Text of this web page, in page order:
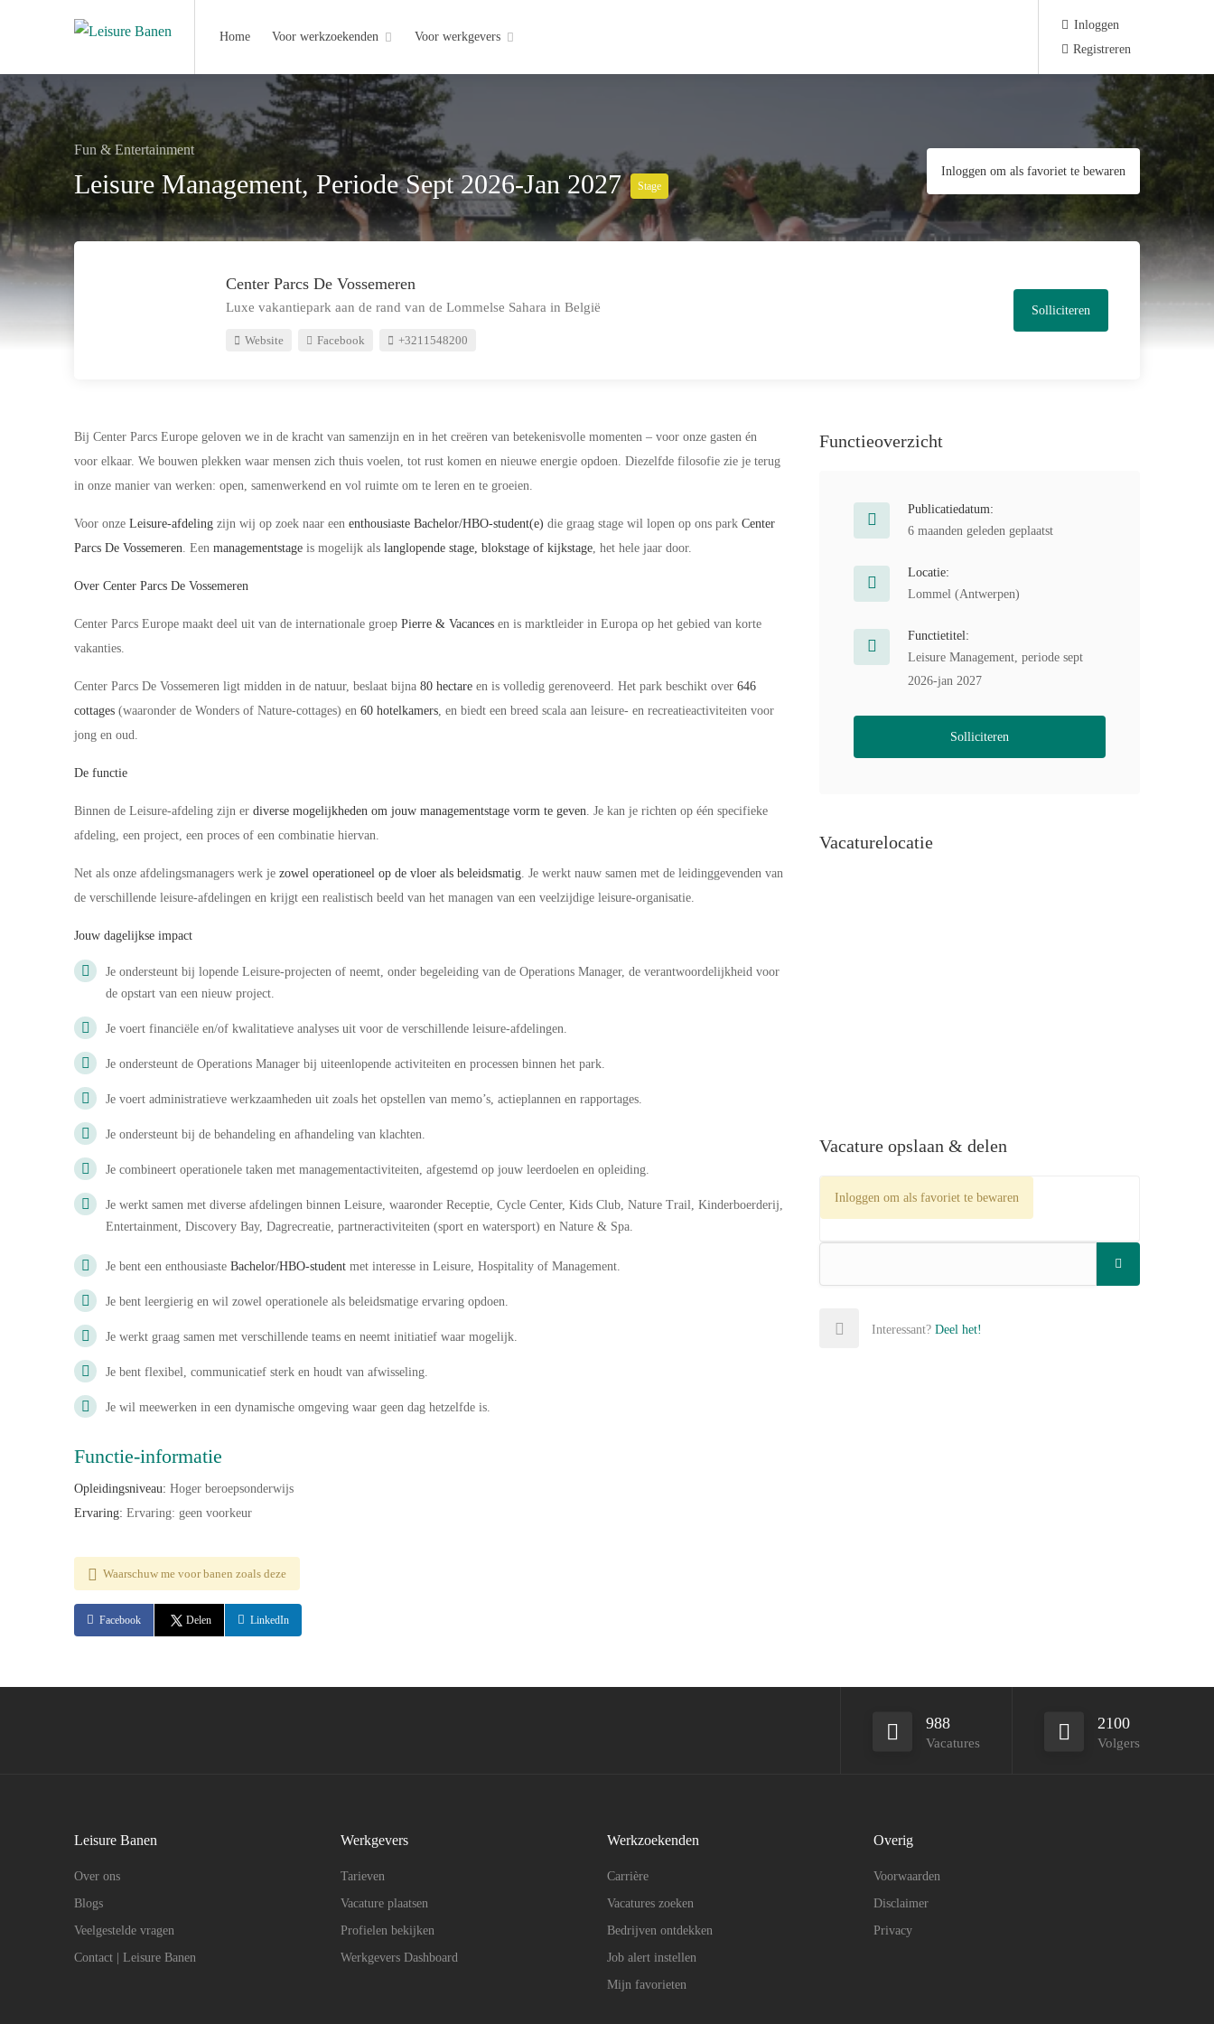
Home Voor werkzoekenden Voor werkgevers
Inloggen
Registreren
Fun & Entertainment
Leisure Management, Periode Sept 2026-Jan 2027 Stage
Inloggen om als favoriet te bewaren
Center Parcs De Vossemeren
Luxe vakantiepark aan de rand van de Lommelse Sahara in België
Website Facebook +3211548200
Solliciteren
Bij Center Parcs Europe geloven we in de kracht van samenzijn en in het creëren van betekenisvolle momenten – voor onze gasten én
voor elkaar. We bouwen plekken waar mensen zich thuis voelen, tot rust komen en nieuwe energie opdoen. Diezelfde filosofie zie je terug
in onze manier van werken: open, samenwerkend en vol ruimte om te leren en te groeien.
Voor onze Leisure-afdeling zijn wij op zoek naar een enthousiaste Bachelor/HBO-student(e) die graag stage wil lopen op ons park Center
Parcs De Vossemeren. Een managementstage is mogelijk als langlopende stage, blokstage of kijkstage, het hele jaar door.
Over Center Parcs De Vossemeren
Center Parcs Europe maakt deel uit van de internationale groep Pierre & Vacances en is marktleider in Europa op het gebied van korte
vakanties.
Center Parcs De Vossemeren ligt midden in de natuur, beslaat bijna 80 hectare en is volledig gerenoveerd. Het park beschikt over 646
cottages (waaronder de Wonders of Nature-cottages) en 60 hotelkamers, en biedt een breed scala aan leisure- en recreatieactiviteiten voor
jong en oud.
De functie
Binnen de Leisure-afdeling zijn er diverse mogelijkheden om jouw managementstage vorm te geven. Je kan je richten op één specifieke
afdeling, een project, een proces of een combinatie hiervan.
Net als onze afdelingsmanagers werk je zowel operationeel op de vloer als beleidsmatig. Je werkt nauw samen met de leidinggevenden van
de verschillende leisure-afdelingen en krijgt een realistisch beeld van het managen van een veelzijdige leisure-organisatie.
Jouw dagelijkse impact
Je ondersteunt bij lopende Leisure-projecten of neemt, onder begeleiding van de Operations Manager, de verantwoordelijkheid voor
de opstart van een nieuw project.
Je voert financiële en/of kwalitatieve analyses uit voor de verschillende leisure-afdelingen.
Je ondersteunt de Operations Manager bij uiteenlopende activiteiten en processen binnen het park.
Je voert administratieve werkzaamheden uit zoals het opstellen van memo’s, actieplannen en rapportages.
Je ondersteunt bij de behandeling en afhandeling van klachten.
Je combineert operationele taken met managementactiviteiten, afgestemd op jouw leerdoelen en opleiding.
Je werkt samen met diverse afdelingen binnen Leisure, waaronder Receptie, Cycle Center, Kids Club, Nature Trail, Kinderboerderij,
Entertainment, Discovery Bay, Dagrecreatie, partneractiviteiten (sport en watersport) en Nature & Spa.
Je bent een enthousiaste Bachelor/HBO-student met interesse in Leisure, Hospitality of Management.
Je bent leergierig en wil zowel operationele als beleidsmatige ervaring opdoen.
Je werkt graag samen met verschillende teams en neemt initiatief waar mogelijk.
Je bent flexibel, communicatief sterk en houdt van afwisseling.
Je wil meewerken in een dynamische omgeving waar geen dag hetzelfde is.
Functie-informatie
Opleidingsniveau: Hoger beroepsonderwijs
Ervaring: Ervaring: geen voorkeur
Waarschuw me voor banen zoals deze
Facebook Delen LinkedIn
Functieoverzicht
Publicatiedatum:
6 maanden geleden geplaatst
Locatie:
Lommel (Antwerpen)
Functietitel:
Leisure Management, periode sept
2026-jan 2027
Solliciteren
Vacaturelocatie
Vacature opslaan & delen
Inloggen om als favoriet te bewaren
Interessant? Deel het!
988
Vacatures
2100
Volgers
Leisure Banen
Over ons
Blogs
Veelgestelde vragen
Contact | Leisure Banen
Werkgevers
Tarieven
Vacature plaatsen
Profielen bekijken
Werkgevers Dashboard
Werkzoekenden
Carrière
Vacatures zoeken
Bedrijven ontdekken
Job alert instellen
Mijn favorieten
Overig
Voorwaarden
Disclaimer
Privacy